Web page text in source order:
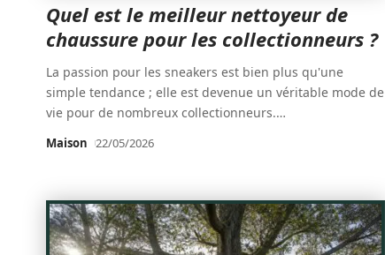
Quel est le meilleur nettoyeur de
chaussure pour les collectionneurs ?
La passion pour les sneakers est bien plus qu'une
simple tendance ; elle est devenue un véritable mode de
vie pour de nombreux collectionneurs.…
Maison 22/05/2026